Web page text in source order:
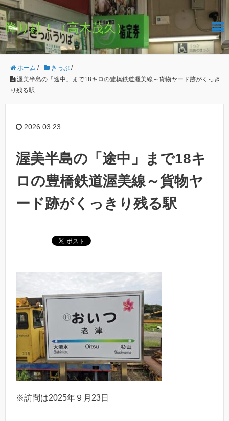
降り鉄！（高木茂久）
ホーム / きっぷ /
渥美半島の「途中」まで18キロの豊橋鉄道渥美線～貨物ヤード跡がくっき
り残る駅
2026.03.23
渥美半島の「途中」まで18キ
ロの豊橋鉄道渥美線～貨物ヤ
ード跡がくっきり残る駅
※訪問は2025年９月23日